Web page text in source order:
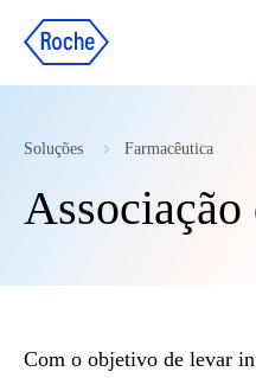
Observação:
este
site
um
sistema
Soluções Farmacêutica
Associação
Com o objetivo de levar